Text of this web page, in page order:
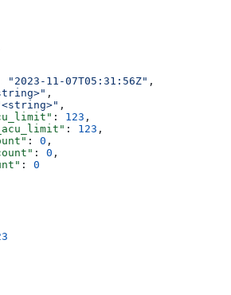
"2023-11-07T05:31:56Z" ,
,
,
: 123 ,
: 123 ,
: 0 ,
: 0 ,
: 0